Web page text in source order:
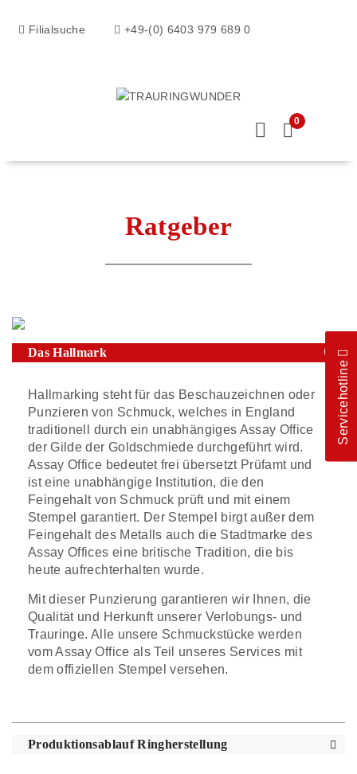
Filialsuche +49-(0) 6403 979 689 0
0
Ratgeber
Das Hallmark
Hallmarking steht für das Beschauzeichnen oder
Punzieren von Schmuck, welches in England
traditionell durch ein unabhängiges Assay Office
der Gilde der Goldschmiede durchgeführt wird.
Assay Office bedeutet frei übersetzt Prüfamt und
ist eine unabhängige Institution, die den
Feingehalt von Schmuck prüft und mit einem
Stempel garantiert. Der Stempel birgt außer dem
Feingehalt des Metalls auch die Stadtmarke des
Assay Offices eine britische Tradition, die bis
heute aufrechterhalten wurde.
Mit dieser Punzierung garantieren wir Ihnen, die
Qualität und Herkunft unserer Verlobungs- und
Trauringe. Alle unsere Schmuckstücke werden
vom Assay Office als Teil unseres Services mit
dem offiziellen Stempel versehen.
Produktionsablauf Ringherstellung
Servicehotline